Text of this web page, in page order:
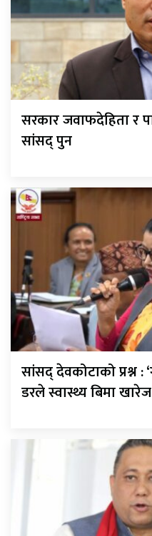
सरकार जवाफदेहिता र
सांसद् पुन
सांसद् देवकोटाको प्रश्न :
डरले स्वास्थ्य बिमा